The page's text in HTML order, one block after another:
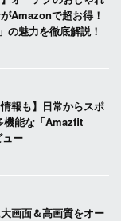
Amazonで超お得！
の魅力を徹底解説！
報も】日常からスポ
機能な「Amazfit
ー
画面＆高画質をオー